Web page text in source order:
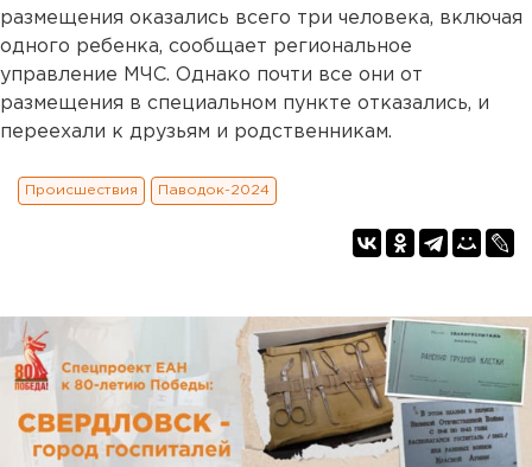
размещения оказались всего три человека, включая
одного ребенка, сообщает региональное
управление МЧС. Однако почти все они от
размещения в специальном пункте отказались, и
переехали к друзьям и родственникам.
Происшествия Паводок-2024